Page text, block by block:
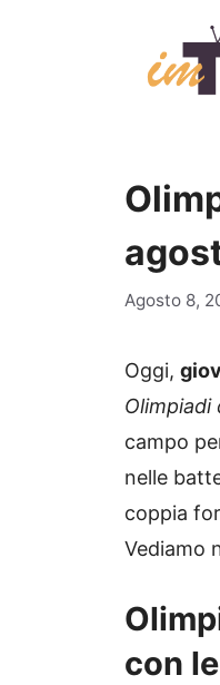
Agosto 8,
Oggi,
Olimpiadi
campo
nelle
coppia
Vediamo
con